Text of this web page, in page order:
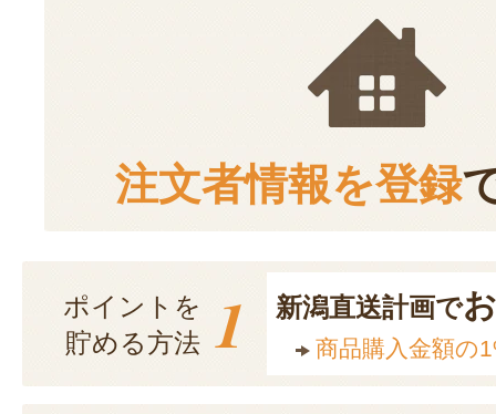
注文者情報を登録
ポイントを
貯める方法 1 新潟直送計画で
商品購入金額の